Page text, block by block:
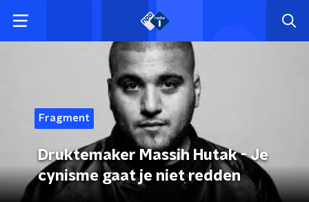
Fragment
Druktemaker Massih Hutak - Je
cynisme gaat je niet redden